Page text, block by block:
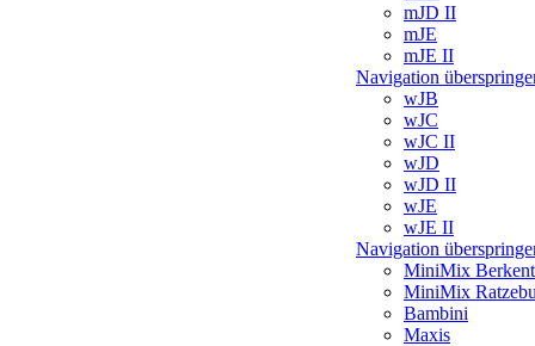
mJD II
mJE
mJE II
Navigation
wJB
wJC
wJC II
wJD
wJD II
wJE
wJE II
Navigation
MiniMix
MiniMix
Bambini
Maxis